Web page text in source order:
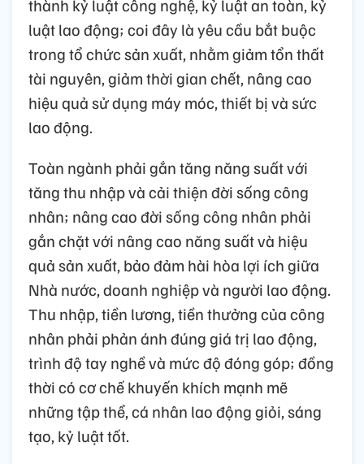
thành kỷ luật công nghệ, kỷ luật an toàn, kỷ
luật lao động; coi đây là yêu cầu bắt buộc
trong tổ chức sản xuất, nhằm giảm tổn thất
tài nguyên, giảm thời gian chết, nâng cao
hiệu quả sử dụng máy móc, thiết bị và sức
lao động.
Toàn ngành phải gắn tăng năng suất với
tăng thu nhập và cải thiện đời sống công
nhân; nâng cao đời sống công nhân phải
gắn chặt với nâng cao năng suất và hiệu
quả sản xuất, bảo đảm hài hòa lợi ích giữa
Nhà nước, doanh nghiệp và người lao động.
Thu nhập, tiền lương, tiền thưởng của công
nhân phải phản ánh đúng giá trị lao động,
trình độ tay nghề và mức độ đóng góp; đồng
thời có cơ chế khuyến khích mạnh mẽ
những tập thể, cá nhân lao động giỏi, sáng
tạo, kỷ luật tốt.